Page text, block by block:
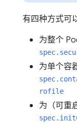
有四种方式可
为整个
为单个容
rofile
为（可重